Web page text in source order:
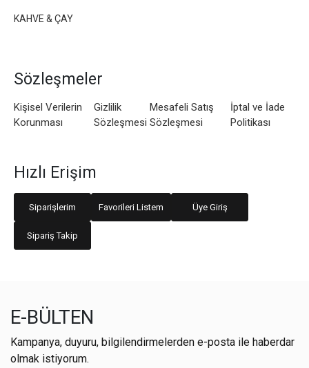
KAHVE & ÇAY
Sözleşmeler
Kişisel Verilerin
Korunması
Gizlilik
Sözleşmesi
Mesafeli Satış
Sözleşmesi
İptal ve İade
Politikası
Hızlı Erişim
Siparişlerim Favorileri Listem Üye Giriş
Sipariş Takip
E-BÜLTEN
Kampanya, duyuru, bilgilendirmelerden e-posta ile haberdar
olmak istiyorum.